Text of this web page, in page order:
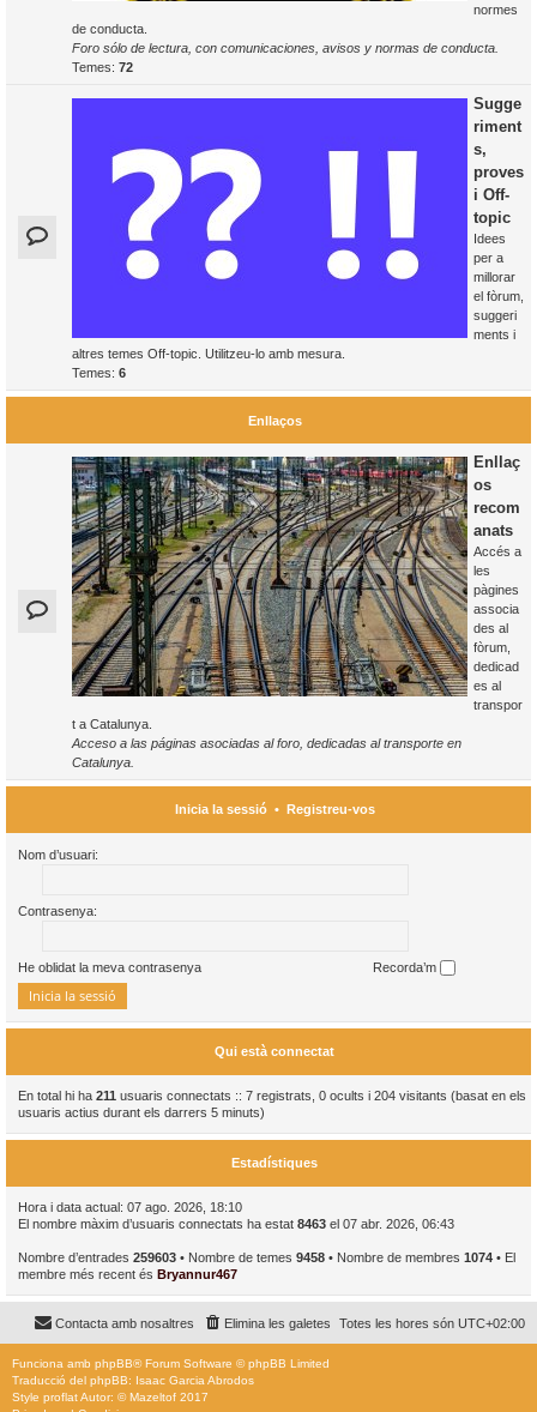
normes
de conducta.
Foro sólo de lectura, con comunicaciones, avisos y normas de conducta.
Temes: 72
Sugge
riment
s,
proves
i Off-
topic
Idees
per a
millorar
el fòrum,
suggeri
ments i
altres temes Off-topic. Utilitzeu-lo amb mesura.
Temes: 6
Enllaços
Enllaç
os
recom
anats
Accés a
les
pàgines
associa
des al
fòrum,
dedicad
es al
transpor
t a Catalunya.
Acceso a las páginas asociadas al foro, dedicadas al transporte en
Catalunya.
Inicia la sessió• Registreu-vos
Nom d’usuari:
Contrasenya:
He oblidat la meva contrasenya Recorda’m
Qui està connectat
En total hi ha 211 usuaris connectats :: 7 registrats, 0 ocults i 204 visitants (basat en els
usuaris actius durant els darrers 5 minuts)
Estadístiques
Hora i data actual: 07 ago. 2026, 18:10
El nombre màxim d’usuaris connectats ha estat 8463 el 07 abr. 2026, 06:43
Nombre d’entrades 259603 • Nombre de temes 9458 • Nombre de membres 1074 • El
membre més recent és Bryannur467
Totes les hores són UTC+02:00
Elimina les galetes
Contacta amb nosaltres
Funciona amb phpBB® Forum Software © phpBB Limited
Traducció del phpBB: Isaac Garcia Abrodos
Style proflatAutor: ©Mazeltof 2017